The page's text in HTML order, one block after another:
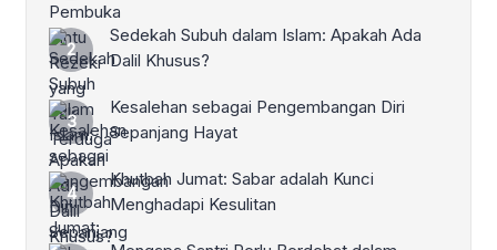
Sedekah Subuh dalam Islam: Apakah Ada
Dalil Khusus?
Kesalehan sebagai Pengembangan Diri
Sepanjang Hayat
Khutbah Jumat: Sabar adalah Kunci
Menghadapi Kesulitan